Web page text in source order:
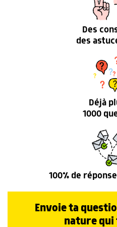
Des
des
Déjà
1000
100% de
Envoie ta
nature